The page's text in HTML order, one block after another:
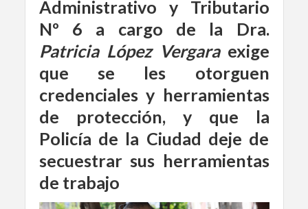
Administrativo y Tributario
Nº 6 a cargo de la Dra.
Patricia López Vergaraexige
que se les otorguen
credenciales y herramientas
de protección, y que la
Policía de la Ciudad deje de
secuestrar sus herramientas
de trabajo